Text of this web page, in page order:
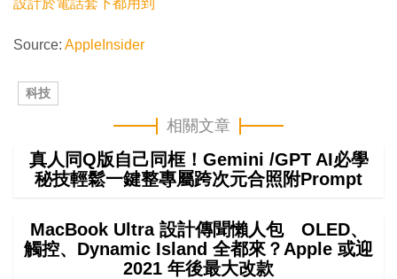
Source: AppleInsider
科技
相關文章
真人同Q版自己同框！Gemini /GPT AI必學
秘技輕鬆一鍵整專屬跨次元合照附Prompt
MacBook Ultra 設計傳聞懶人包 OLED、
觸控、Dynamic Island 全都來？Apple 或迎
2021 年後最大改款